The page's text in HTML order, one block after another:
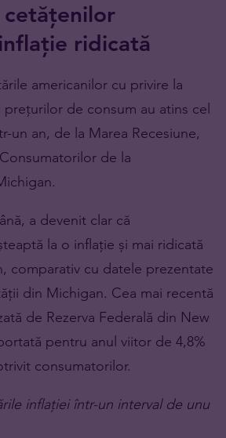
ridicată
americanilor cu privire la
de consum au atins cel
un an, de la Marea Recesiune,
de la
a devenit clar că
la o inflație și mai ridicată
comparativ cu datele prezentate
din Michigan. Cea mai recentă
de Rezerva Federală din New
pentru anul viitor de 4,8%
consumatorilor.
inflației într-un interval de unu